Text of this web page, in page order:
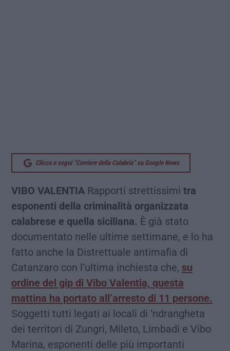
Clicca e segui “Corriere della Calabria” su Google News
VIBO VALENTIA Rapporti strettissimi tra
esponenti della criminalità organizzata
calabrese e quella siciliana. È già stato
documentato nelle ultime settimane, e lo ha
fatto anche la Distrettuale antimafia di
Catanzaro con l’ultima inchiesta che, su
ordine del gip di Vibo Valentia, questa
mattina ha portato all’arresto di 11 persone.
Soggetti tutti legati ai locali di ‘ndrangheta
dei territori di Zungri, Mileto, Limbadi e Vibo
Marina, esponenti delle più importanti